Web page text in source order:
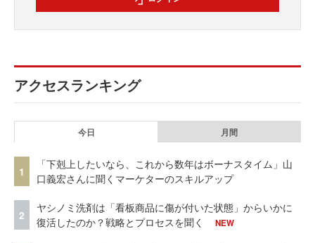
アクセスランキング
今日 月間
1
「下剋上したいなら、これから数年はボーナスタイム」山
口義宏さんに聞くマーケターのスキルアップ
2
ヤシノミ洗剤は「看板商品に傷が付いた状態」からいかに
復活したのか？戦略とプロセスを聞く
NEW